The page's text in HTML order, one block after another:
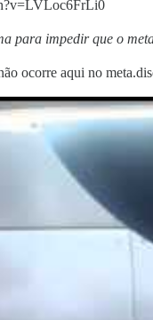
para impedir que o
ocorre aqui no